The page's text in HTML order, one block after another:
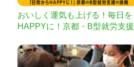
おいしく運気も上げる！毎日を
HAPPYに！京都・B型就労支援